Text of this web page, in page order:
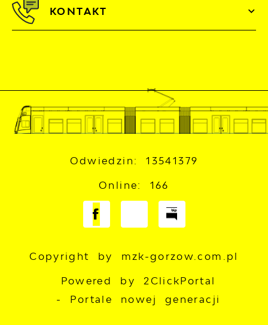
KONTAKT
Odwiedzin: 13541379
Online: 166
Copyright by mzk-gorzow.com.pl
Powered by 2ClickPortal
- Portale nowej generacji